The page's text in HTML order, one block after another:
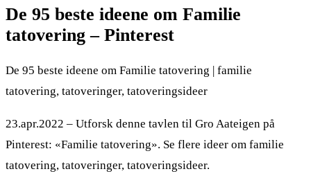
De 95 beste ideene om Familie
tatovering – Pinterest
De 95 beste ideene om Familie tatovering | familie
tatovering, tatoveringer, tatoveringsideer
23.apr.2022 – Utforsk denne tavlen til Gro Aateigen på
Pinterest: «Familie tatovering». Se flere ideer om familie
tatovering, tatoveringer, tatoveringsideer.